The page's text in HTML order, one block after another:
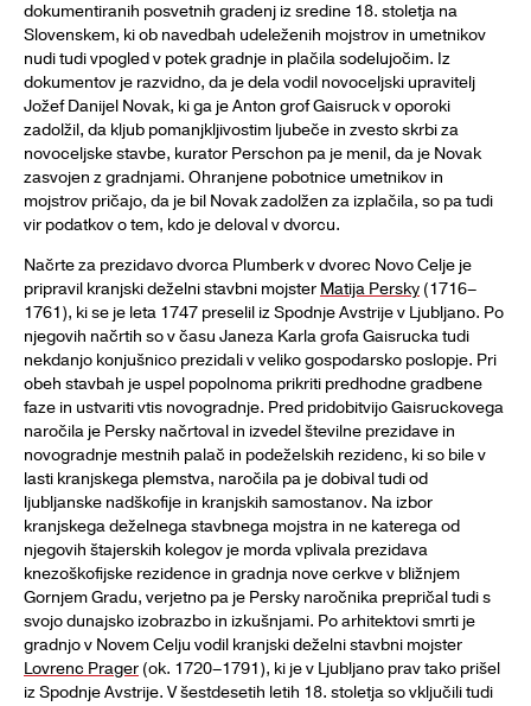
dokumentiranih posvetnih gradenj iz sredine 18. stoletja na
Slovenskem, ki ob navedbah udeleženih mojstrov in umetnikov
nudi tudi vpogled v potek gradnje in plačila sodelujočim. Iz
dokumentov je razvidno, da je dela vodil novoceljski upravitelj
Jožef Danijel Novak, ki ga je Anton grof Gaisruck v oporoki
zadolžil, da kljub pomanjkljivostim ljubeče in zvesto skrbi za
novoceljske stavbe, kurator Perschon pa je menil, da je Novak
zasvojen z gradnjami. Ohranjene pobotnice umetnikov in
mojstrov pričajo, da je bil Novak zadolžen za izplačila, so pa tudi
vir podatkov o tem, kdo je deloval v dvorcu.
Načrte za prezidavo dvorca Plumberk v dvorec Novo Celje je
pripravil kranjski deželni stavbni mojster Matija Persky (1716–
1761), ki se je leta 1747 preselil iz Spodnje Avstrije v Ljubljano. Po
njegovih načrtih so v času Janeza Karla grofa Gaisrucka tudi
nekdanjo konjušnico prezidali v veliko gospodarsko poslopje. Pri
obeh stavbah je uspel popolnoma prikriti predhodne gradbene
faze in ustvariti vtis novogradnje. Pred pridobitvijo Gaisruckovega
naročila je Persky načrtoval in izvedel številne prezidave in
novogradnje mestnih palač in podeželskih rezidenc, ki so bile v
lasti kranjskega plemstva, naročila pa je dobival tudi od
ljubljanske nadškofije in kranjskih samostanov. Na izbor
kranjskega deželnega stavbnega mojstra in ne katerega od
njegovih štajerskih kolegov je morda vplivala prezidava
knezoškofijske rezidence in gradnja nove cerkve v bližnjem
Gornjem Gradu, verjetno pa je Persky naročnika prepričal tudi s
svojo dunajsko izobrazbo in izkušnjami. Po arhitektovi smrti je
gradnjo v Novem Celju vodil kranjski deželni stavbni mojster
Lovrenc Prager (ok. 1720–1791), ki je v Ljubljano prav tako prišel
iz Spodnje Avstrije. V šestdesetih letih 18. stoletja so vključili tudi